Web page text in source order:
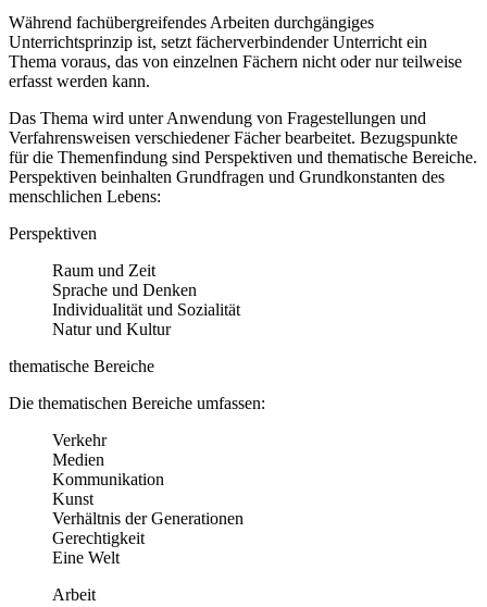
Während fachübergreifendes Arbeiten durchgängiges
Unterrichtsprinzip ist, setzt fächerverbindender Unterricht ein
Thema voraus, das von einzelnen Fächern nicht oder nur teilweise
erfasst werden kann.
Das Thema wird unter Anwendung von Fragestellungen und
Verfahrensweisen verschiedener Fächer bearbeitet. Bezugspunkte
für die Themenfindung sind Perspektiven und thematische Bereiche.
Perspektiven beinhalten Grundfragen und Grundkonstanten des
menschlichen Lebens:
Perspektiven
Raum und Zeit
Sprache und Denken
Individualität und Sozialität
Natur und Kultur
thematische Bereiche
Die thematischen Bereiche umfassen:
Verkehr
Medien
Kommunikation
Kunst
Verhältnis der Generationen
Gerechtigkeit
Eine Welt
Arbeit